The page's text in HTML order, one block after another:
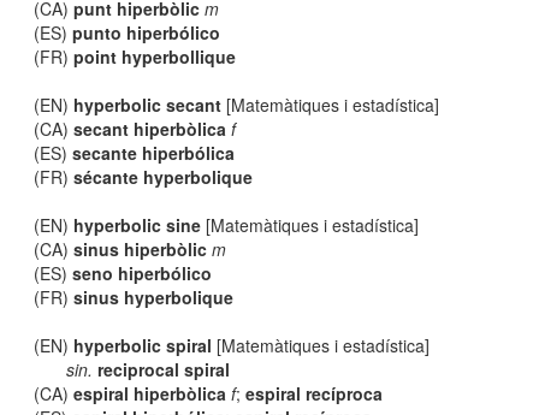
(CA)punt hiperbòlic m
(ES)punto hiperbólico
(FR)point hyperbollique
(EN) hyperbolic secant [Matemàtiques i estadística]
(CA)secant hiperbòlica f
(ES)secante hiperbólica
(FR)sécante hyperbolique
(EN) hyperbolic sine [Matemàtiques i estadística]
(CA)sinus hiperbòlic m
(ES)seno hiperbólico
(FR)sinus hyperbolique
(EN) hyperbolic spiral [Matemàtiques i estadística]
sin. reciprocal spiral
(CA)espiral hiperbòlica f;espiral recíproca